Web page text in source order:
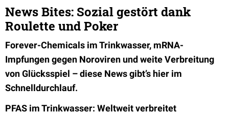
News Bites: Sozial gestört dank
Roulette und Poker
Forever-Chemicals im Trinkwasser, mRNA-
Impfungen gegen Noroviren und weite Verbreitung
von Glücksspiel – diese News gibt’s hier im
Schnelldurchlauf.
PFAS im Trinkwasser: Weltweit verbreitet